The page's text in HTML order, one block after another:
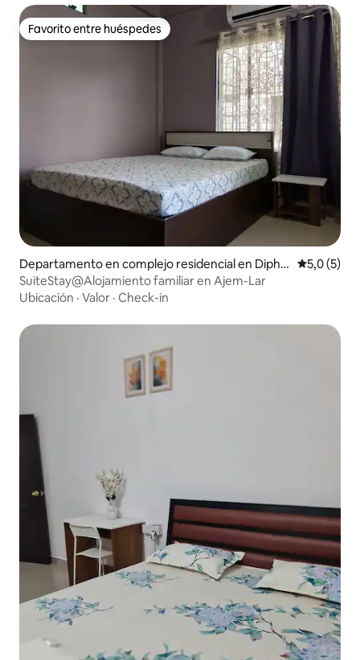
Favorito entre huéspedes
Favorito entre huéspedes
Departamento en complejo residencial en Diphu
par A
5,0 (5)
SuiteStay@Alojamiento familiar en Ajem-Lar
Ubicación · Valor · Check-in